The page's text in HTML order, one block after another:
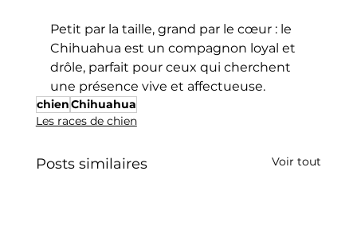
Petit par la taille, grand par le cœur : le
Chihuahua est un compagnon loyal et
drôle, parfait pour ceux qui cherchent
une présence vive et affectueuse.
chienChihuahua
Les races de chien
Posts similaires Voir tout